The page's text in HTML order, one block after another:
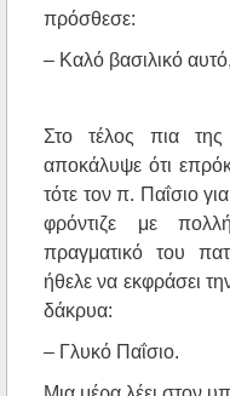
πρόσθεσε:
– Καλό βασιλικό
Στο τέλος πια
αποκάλυψε ότι
τότε τον π. Παΐσιο
φρόντιζε με
πραγματικό του
ήθελε να εκφράσει
δάκρυα:
– Γλυκό Παΐσιο.